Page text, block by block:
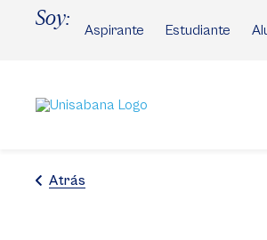
Soy:
Aspirante Estudiante
Atrás